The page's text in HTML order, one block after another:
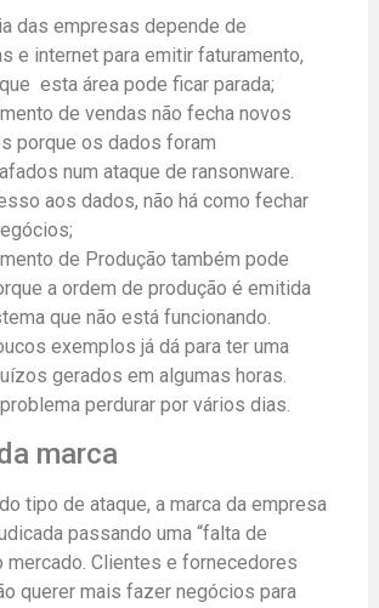
das empresas depende de
e internet para emitir faturamento,
esta área pode ficar parada;
de vendas não fecha novos
porque os dados foram
num ataque de ransonware.
aos dados, não há como fechar
de Produção também pode
a ordem de produção é emitida
que não está funcionando.
exemplos já dá para ter uma
gerados em algumas horas.
perdurar por vários dias.
marca
tipo de ataque, a marca da empresa
passando uma “falta de
mercado. Clientes e fornecedores
querer mais fazer negócios para